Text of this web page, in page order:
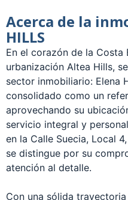
Acerca de la
HILLS
En el corazón de la Costa
urbanización Altea Hills,
sector inmobiliario: Elena
consolidado como un
aprovechando su
servicio integral y
en la Calle Suecia, Local
se distingue por su
atención al detalle.
Con una sólida